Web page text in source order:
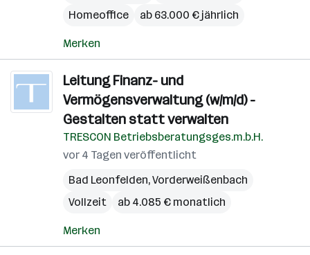
Homeoffice
ab 63.000 € jährlich
Merken
Leitung Finanz- und
Vermögensverwaltung (w/m/d) -
Gestalten statt verwalten
TRESCON Betriebsberatungsges.m.b.H.
vor 4 Tagen veröffentlicht
Bad Leonfelden,Vorderweißenbach
Vollzeit
ab 4.085 € monatlich
Merken